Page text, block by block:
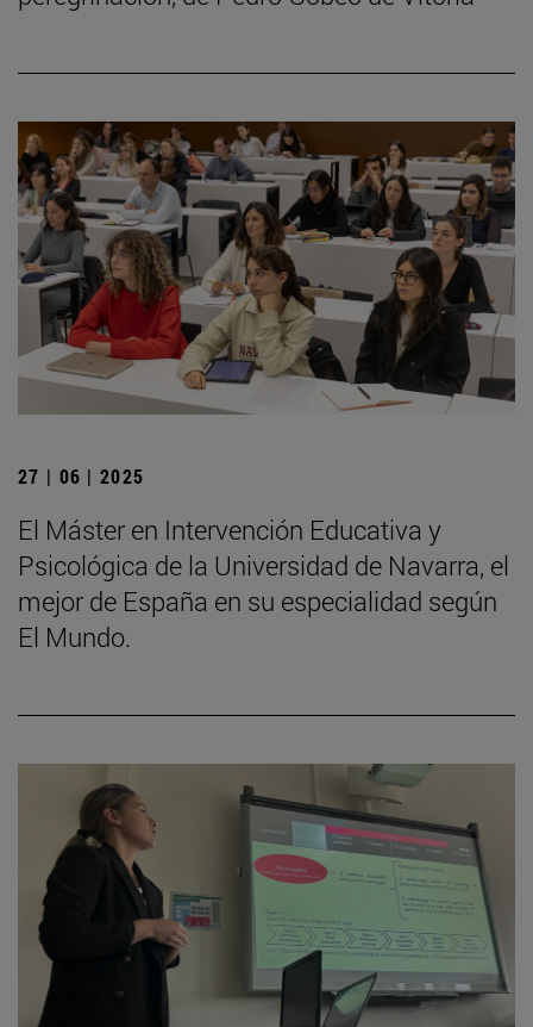
27 | 06 | 2025
El Máster en Intervención Educativa y
Psicológica de la Universidad de Navarra, el
mejor de España en su especialidad según
El Mundo.